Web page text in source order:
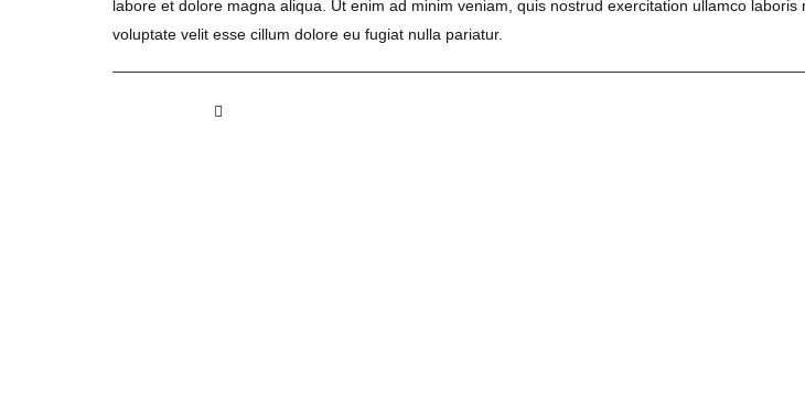
labore et dolore magna aliqua. Ut enim ad minim veniam, quis nostrud exercitation ullamco
voluptate velit esse cillum dolore eu fugiat nulla pariatur.